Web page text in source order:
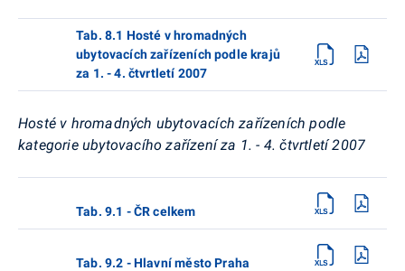
Tab. 8.1 Hosté v hromadných
ubytovacích zařízeních podle krajů
za 1. - 4. čtvrtletí 2007
Hosté v hromadných ubytovacích zařízeních podle
kategorie ubytovacího zařízení za 1. - 4. čtvrtletí 2007
Tab. 9.1 - ČR celkem
Tab. 9.2 - Hlavní město Praha